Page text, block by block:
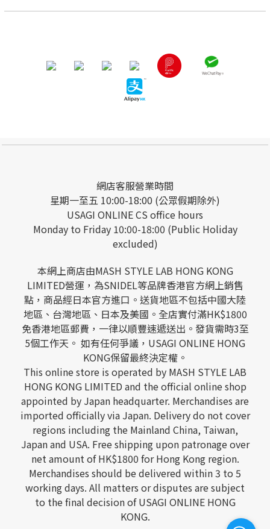
網店客服營業時間
星期一至五 10:00-18:00 (公眾假期除外)
USAGI ONLINE CS office hours
Monday to Friday 10:00-18:00 (Public Holiday
excluded)
本網上商店由MASH STYLE LAB HONG KONG
LIMITED營運，為SNIDEL等品牌香港官方網上銷售
點，商品經日本官方進口。送貨地區不包括中國大陸
地區、台灣地區、日本及美國。全店實付滿HK$1800
免香港地區郵費，一律以順豐速遞送出。發貨需時3至
5個工作天。 如有任何爭議，USAGI ONLINE HONG
KONG保留最終決定權。
This online store is operated by MASH STYLE LAB
HONG KONG LIMITED and the official online shop
appointed by Japan headquarter. Merchandises are
imported officially via Japan. Delivery do not cover
regions including the Mainland China, Taiwan,
Japan and USA. Free shipping upon patronage over
net amount of HK$1800 for Hong Kong region.
Merchandises should be delivered within 3 to 5
working days. All matters or disputes are subject
to the final decision of USAGI ONLINE HONG
KONG.